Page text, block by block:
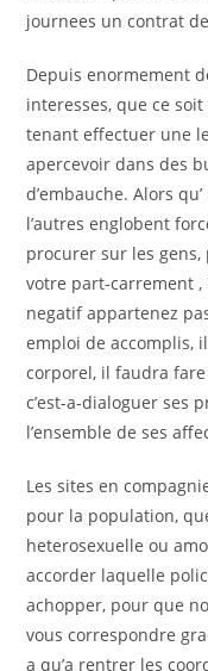
journees un contrat
Depuis enormement
interesses, que ce
tenant effectuer une
apercevoir dans des
d’embauche. Alors
l’autres englobent
procurer sur les gens,
votre part-carrement
negatif appartenez
emploi de accomplis,
corporel, il faudra
c’est-a-dialoguer ses
l’ensemble de ses
Les sites en
pour la population,
heterosexuelle ou
accorder laquelle
achopper, pour que
vous correspondre
a qu’a rentrer les